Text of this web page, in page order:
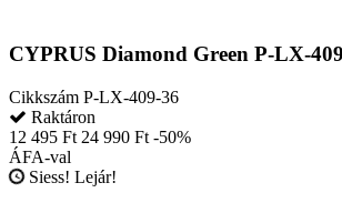
CYPRUS Diamond Green P-LX-
Cikkszám P-LX-409-36
Raktáron
12 495 Ft 24 990 Ft -50%
ÁFA-val
Siess! Lejár!